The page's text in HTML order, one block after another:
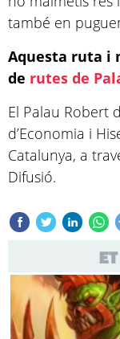
també en
Aquesta ruta i
de rutes de
El Palau Robert
d’Economia i
Catalunya, a
Difusió.